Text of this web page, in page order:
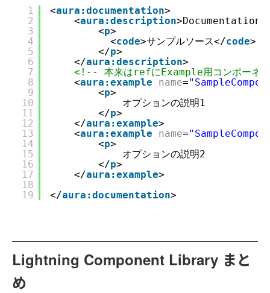
1
2
3
4
5
6
7
8
9
10
11
12
13
14
15
16
17
18
19
<aura:documentation>
<aura:description>Documentation
<p>
<code>サンプルソース</code>
</p>
</aura:description>
<!-- 本来はrefにExample用コンポーネ
<aura:example name=
<p>
オプションの説明1
</p>
</aura:example>
<aura:example name=
<p>
オプションの説明2
</p>
</aura:example>
</aura:documentation>
Lightning Component Library まと
め